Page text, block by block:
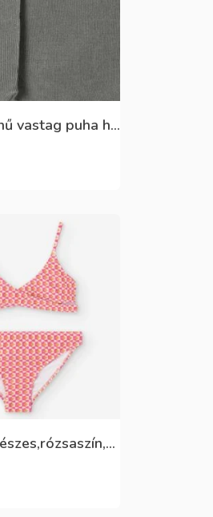
Szürke színű vastag puha harisnya
Losan,kétrészes,rózsaszín,sárga,krém színű fürdőruha